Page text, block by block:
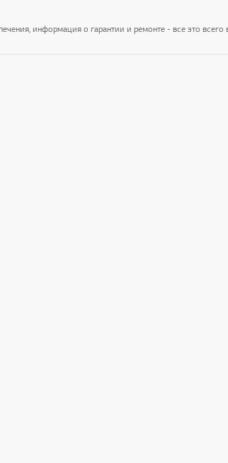
информация о гарантии и ремонте - все это